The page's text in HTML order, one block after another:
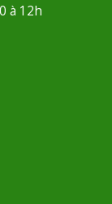
à 12h